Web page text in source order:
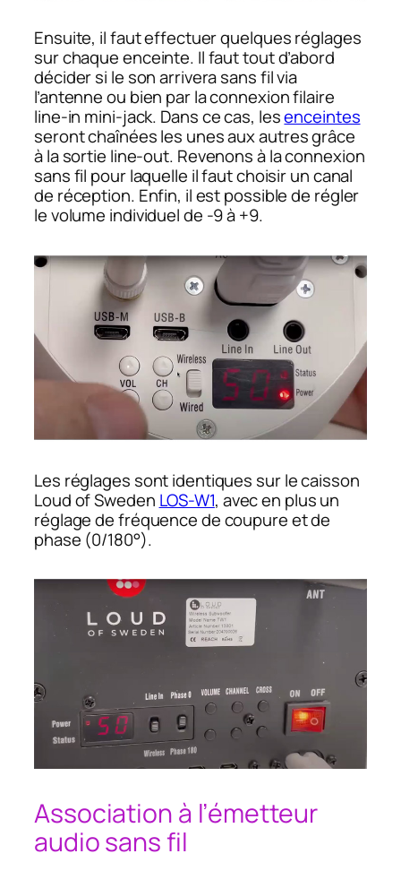
Ensuite, il faut effectuer quelques réglages
sur chaque enceinte. Il faut tout d’abord
décider si le son arrivera sans fil via
l’antenne ou bien par la connexion filaire
line-in mini-jack. Dans ce cas, lesenceintes
seront chaînées les unes aux autres grâce
à la sortie line-out. Revenons à la connexion
sans fil pour laquelle il faut choisir un canal
de réception. Enfin, il est possible de régler
le volume individuel de -9 à +9.
Les réglages sont identiques sur le caisson
Loud of Sweden LOS-W1, avec en plus un
réglage de fréquence de coupure et de
phase (0/180°).
Association à l’émetteur
audio sans fil